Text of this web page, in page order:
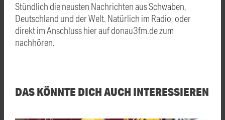
Stündlich die neusten Nachrichten aus Schwaben,
Deutschland und der Welt. Natürlich im Radio, oder
direkt im Anschluss hier auf donau3fm.de zum
nachhören.
DAS KÖNNTE DICH AUCH INTERESSIEREN